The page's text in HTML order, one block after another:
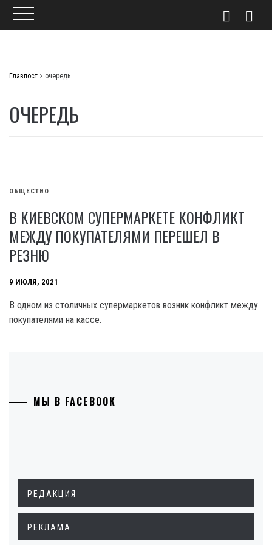
Главпост > очередь
ОЧЕРЕДЬ
ОБЩЕСТВО
В КИЕВСКОМ СУПЕРМАРКЕТЕ КОНФЛИКТ
МЕЖДУ ПОКУПАТЕЛЯМИ ПЕРЕШЕЛ В
РЕЗНЮ
9 ИЮЛЯ, 2021
В одном из столичных супермаркетов возник конфликт между
покупателями на кассе.
МЫ В FACEBOOK
РЕДАКЦИЯ
РЕКЛАМА